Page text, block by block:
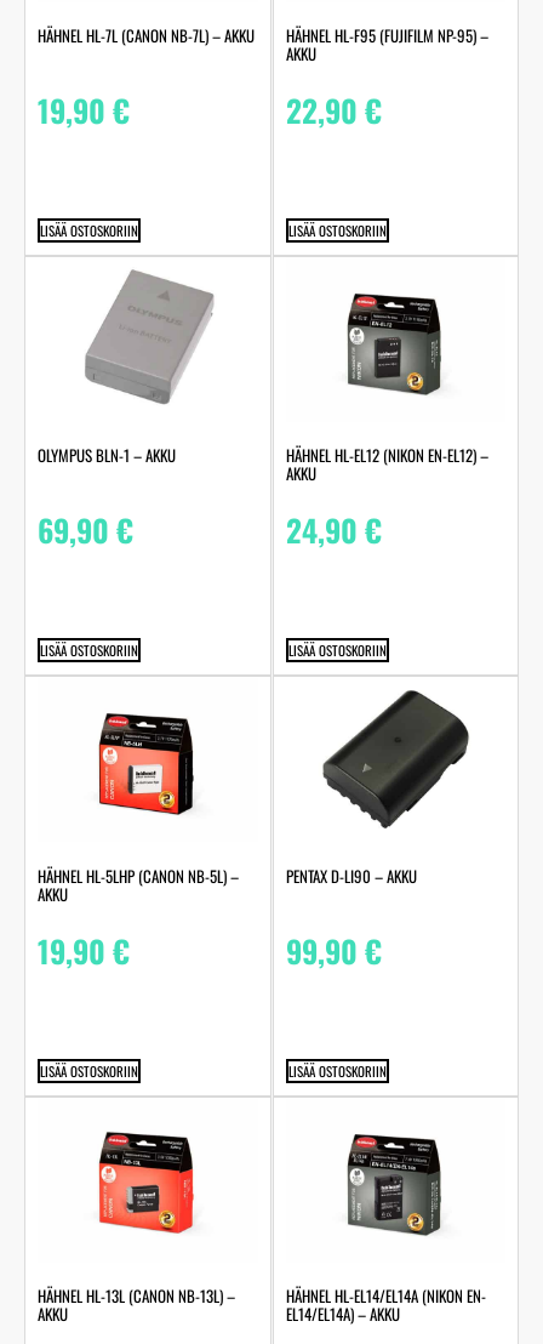
HÄHNEL HL-7L (CANON NB-7L) – AKKU
19,90€
LISÄÄ OSTOSKORIIN
HÄHNEL HL-F95 (FUJIFILM NP-95) –
AKKU
22,90€
LISÄÄ OSTOSKORIIN
OLYMPUS BLN-1 – AKKU
69,90€
LISÄÄ OSTOSKORIIN
HÄHNEL HL-EL12 (NIKON EN-EL12) –
AKKU
24,90€
LISÄÄ OSTOSKORIIN
HÄHNEL HL-5LHP (CANON NB-5L) –
AKKU
19,90€
LISÄÄ OSTOSKORIIN
PENTAX D-LI90 – AKKU
99,90€
LISÄÄ OSTOSKORIIN
HÄHNEL HL-13L (CANON NB-13L) –
AKKU
HÄHNEL HL-EL14/EL14A (NIKON EN-
EL14/EL14A) – AKKU